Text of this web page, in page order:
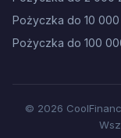
Pożyczka do 10 000
Pożyczka do 100
© 2026